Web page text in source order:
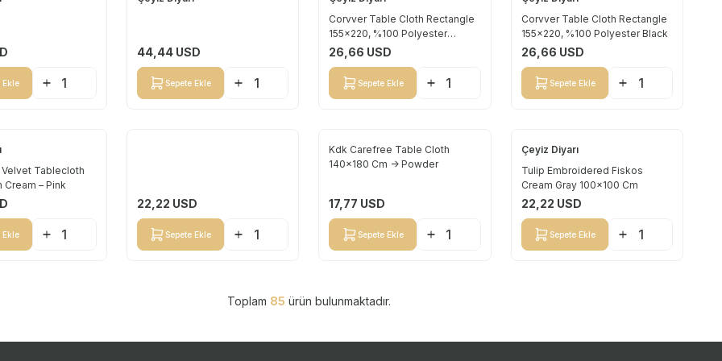
Ekle
44,44USD
Sepete Ekle
Corvver Table Cloth Rectangle
155x220, %100 Polyester
Cream
26,66 USD
Sepete Ekle
Corvver Table Cloth Rectangle
155x220, %100 Polyester Black
26,66 USD
Sepete Ekle
Tablecloth
Cream – Pink
Ekle
22,22 USD
Sepete Ekle
Yeni
Kdk Carefree Table Cloth
140x180 Cm -> Powder
17,77 USD
Sepete Ekle
Yeni
Çeyiz Diyarı
Tulip Embroidered Fiskos
Cream Gray 100x100 Cm
22,22 USD
Sepete Ekle
Toplam 85 ürün bulunmaktadır.